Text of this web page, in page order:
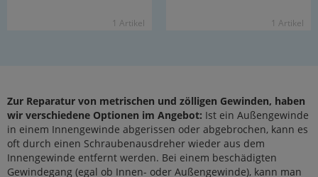
1 Ar­ti­kel 1 Ar­ti­kel
Zur Reparatur von metrischen und zölligen Gewinden, haben
wir verschiedene Optionen im Angebot: Ist ein Außengewinde
in einem Innengewinde abgerissen oder abgebrochen, kann es
oft durch einen Schraubenausdreher wieder aus dem
Innengewinde entfernt werden. Bei einem beschädigten
Gewindegang (egal ob Innen- oder Außengewinde), kann man